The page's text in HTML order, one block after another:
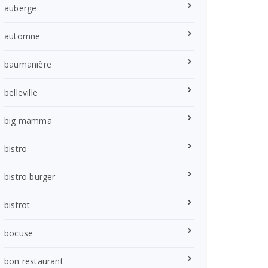
auberge
automne
baumanière
belleville
big mamma
bistro
bistro burger
bistrot
bocuse
bon restaurant